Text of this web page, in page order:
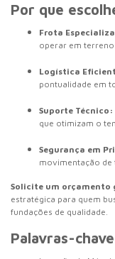
Por que
Frota
operar em
Logística
pontualidade em
Suporte Técnico:
que otimizam o
Segurança em
movimentação de
Solicite um
estratégica para quem
fundações de qualidade.
Palavras-